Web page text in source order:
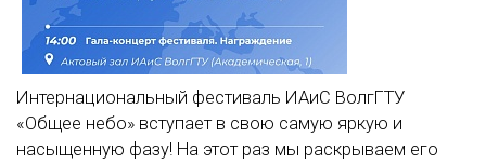
Интернациональный фестиваль ИАиС ВолгГТУ
«Общее небо» вступает в свою самую яркую и
насыщенную фазу! На этот раз мы раскрываем его